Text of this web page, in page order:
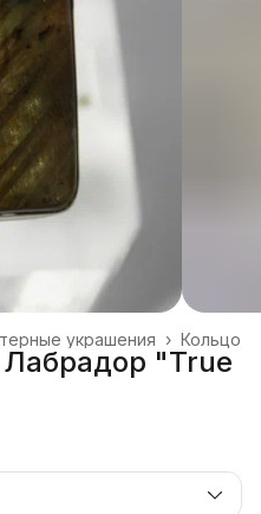
Кольцо
украшения ›
"True